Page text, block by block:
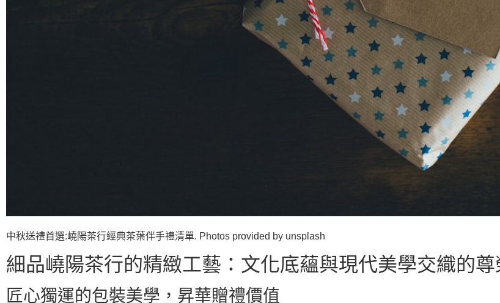
中秋送禮首選:嶢陽茶行經典茶葉伴手禮清單. Photos provided by unsplash
細品嶢陽茶行的精緻工藝：文化底蘊與現代美學交織的尊
匠心獨運的包裝美學，昇華贈禮價值